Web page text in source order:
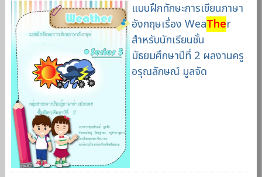
แบบฝึกทักษะการเขียนภาษา
อังกฤษเรื่อง WeaTher
สำหรับนักเรียนชั้น
มัธยมศึกษาปีที่ 2 ผลงานครู
อรุณลักษณ์ มูลจัด